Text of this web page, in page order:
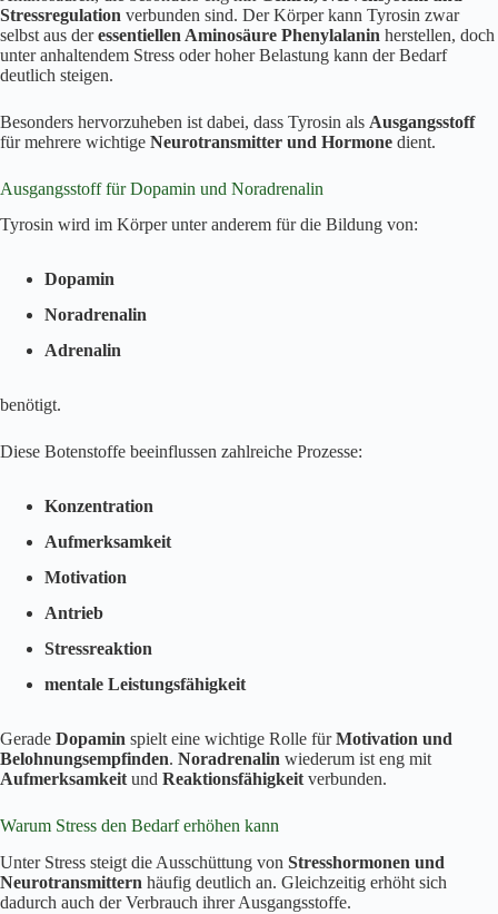
Stressregulation verbunden sind. Der Körper kann Tyrosin zwar
selbst aus deressentiellen Aminosäure Phenylalanin herstellen, doch
unter anhaltendem Stress oder hoher Belastung kann der Bedarf
deutlich steigen.
Besonders hervorzuheben ist dabei, dass Tyrosin als Ausgangsstoff
für mehrere wichtige Neurotransmitter und Hormone dient.
Ausgangsstoff für Dopamin und Noradrenalin
Tyrosin wird im Körper unter anderem für die Bildung von:
Dopamin
Noradrenalin
Adrenalin
benötigt.
Diese Botenstoffe beeinflussen zahlreiche Prozesse:
Konzentration
Aufmerksamkeit
Motivation
Antrieb
Stressreaktion
mentale Leistungsfähigkeit
Gerade Dopamin spielt eine wichtige Rolle fürMotivation und
Belohnungsempfinden. Noradrenalin wiederum ist eng mit
Aufmerksamkeit und Reaktionsfähigkeit verbunden.
Warum Stress den Bedarf erhöhen kann
Unter Stress steigt die Ausschüttung von Stresshormonen und
Neurotransmittern häufig deutlich an. Gleichzeitig erhöht sich
dadurch auch der Verbrauch ihrer Ausgangsstoffe.